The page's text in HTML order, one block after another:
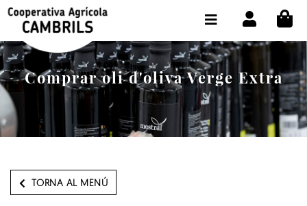
Comprar oli d'oliva Verge Extra
TORNA AL MENÚ
BOTIGA COMPRA ONLINE
LA COOPERATIVA
OLEOTOUR
PRODUCTES
EL NOSTRE OLI